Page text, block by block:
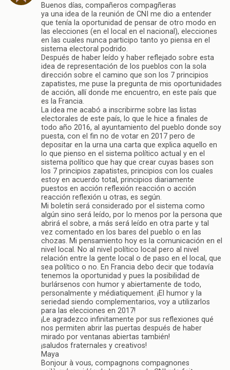
Buenos días, compañeros compagñeras
ya una idea de la reunión de CNI me dio a entender
que tenía la oportunidad de pensar de otro modo en
las elecciones (en el local en el nacional), elecciones
en las cuales nunca participo tanto yo piensa en el
sistema electoral podrido.
Después de haber leído y haber reflejado sobre esta
idea de representación de los pueblos con la sola
dirección sobre el camino que son los 7 principios
zapatistes, me puse la pregunta de mis oportunidades
de acción, allí donde me encuentro, en este país que
es la Francia.
La idea me acabó a inscribirme sobre las listas
electorales de este país, lo que le hice a finales de
todo año 2016, al ayuntamiento del pueblo donde soy
puesta, con el fin no de votar en 2017 pero de
depositar en la urna una carta que explica aquello en
lo que pienso en el sistema político actual y en el
sistema político que hay que crear cuyas bases son
los 7 principios zapatistes, principios con los cuales
estoy en acuerdo total, principios diariamente
puestos en acción reflexión reacción o acción
reacción reflexión u otras, es según.
Mi boletín será considerado por el sistema como
algún sino será leído, por lo menos por la persona que
abrirá el sobre, a más será leído en otra parte y tal
vez comentado en los bares del pueblo o en las
chozas. Mi pensamiento hoy es la comunicación en el
nivel local. No al nivel político local pero al nivel
relación entre la gente local o de paso en el local, que
sea político o no. En Francia debo decir que todavía
tenemos la oportunidad y pues la posibilidad de
burlársenos con humor y abiertamente de todo,
personalmente y médiatiquement. ¡El humor y la
seriedad siendo complementarios, voy a utilizarlos
para las elecciones en 2017!
¡Le agradezco infinitamente por sus reflexiones qué
nos permiten abrir las puertas después de haber
mirado por ventanas abiertas también!
¡saludos fraternales y creativos!
Maya
Bonjour à vous, compagnons compagnones